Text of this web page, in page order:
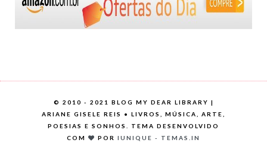
© 2010 - 2021 BLOG MY DEAR LIBRARY |
ARIANE GISELE REIS • LIVROS, MÚSICA, ARTE,
POESIAS E SONHOS. TEMA DESENVOLVIDO
COM
POR IUNIQUE - TEMAS.IN